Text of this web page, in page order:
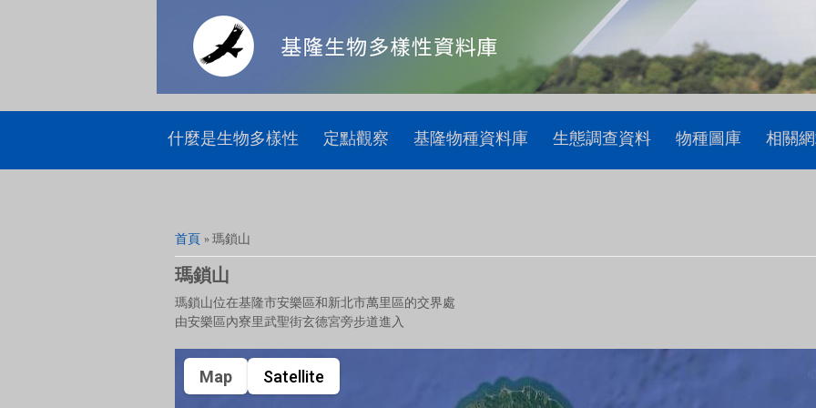
什麼是生物多樣性 定點觀察 基隆物種資料庫 生態調查資料 物種圖庫 相關
您在這裡
首頁 » 瑪鎖山
瑪鎖山
瑪鎖山位在基隆市安樂區和新北市萬里區的交界處
由安樂區內寮里武聖街玄德宮旁步道進入
Map Satellite